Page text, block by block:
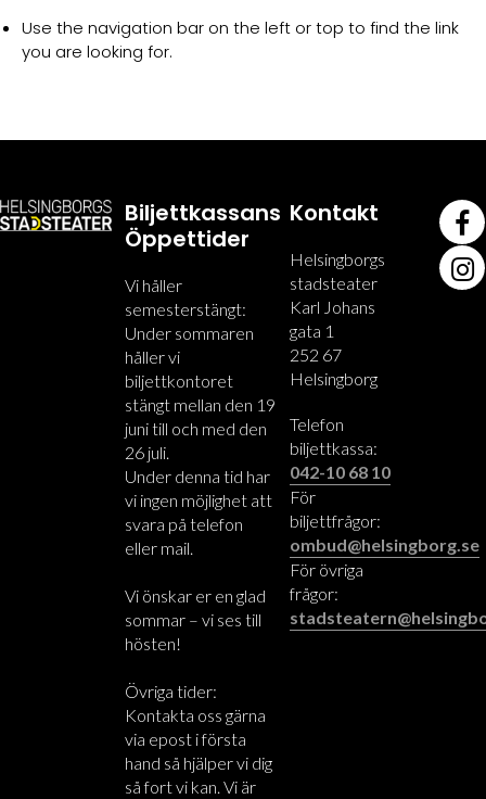
Use the navigation bar on the left or top to find the link
you are looking for.
Biljettkassans
Öppettider
Vi håller
semesterstängt:
Under sommaren
håller vi
biljettkontoret
stängt mellan den 19
juni till och med den
26 juli.
Under denna tid har
vi ingen möjlighet att
svara på telefon
eller mail.
Vi önskar er en glad
sommar – vi ses till
hösten!
Övriga tider:
Kontakta oss gärna
via epost i första
hand så hjälper vi dig
så fort vi kan. Vi är
Kontakt
Helsingborgs
stadsteater
Karl Johans
gata 1
252 67
Helsingborg
Telefon
biljettkassa:
042-10 68 10
För
biljettfrågor:
ombud@helsingborg.se
För övriga
frågor: